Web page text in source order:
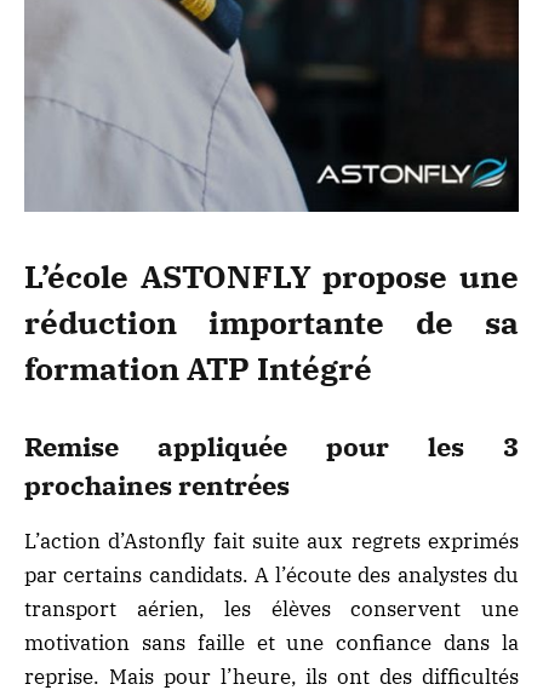
L’école ASTONFLY propose une
réduction importante de sa
formation ATP Intégré
Remise appliquée pour les 3
prochaines rentrées
L’action d’Astonfly fait suite aux regrets exprimés
par certains candidats. A l’écoute des analystes du
transport aérien, les élèves conservent une
motivation sans faille et une confiance dans la
reprise. Mais pour l’heure, ils ont des difficultés